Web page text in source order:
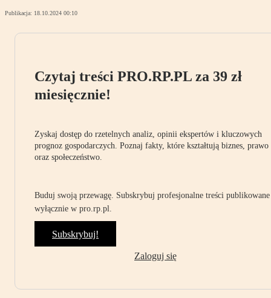
Publikacja: 18.10.2024 00:10
Czytaj treści PRO.RP.PL za 39 zł
miesięcznie!
Zyskaj dostęp do rzetelnych analiz, opinii ekspertów i kluczowych
prognoz gospodarczych. Poznaj fakty, które kształtują biznes, prawo
oraz społeczeństwo.
Buduj swoją przewagę. Subskrybuj profesjonalne treści publikowane
wyłącznie w pro.rp.pl.
Subskrybuj!
Zaloguj się